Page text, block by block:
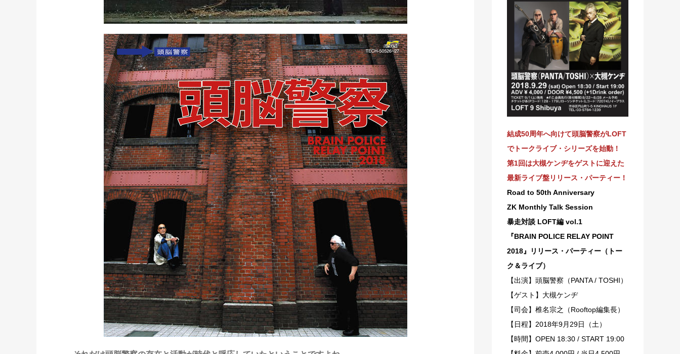
結成50周年へ向けて頭脳警察がLOFT
でトークライブ・シリーズを始動！
第1回は大槻ケンヂをゲストに迎えた
最新ライブ盤リリース・パーティー！
Road to 50th Anniversary
ZK Monthly Talk Session
暴走対談 LOFT編 vol.1
『BRAIN POLICE RELAY POINT
2018』リリース・パーティー（トー
ク＆ライブ）
【出演】頭脳警察（PANTA / TOSHI）
【ゲスト】大槻ケンヂ
【司会】椎名宗之（Rooftop編集長）
【日程】2018年9月29日（土）
【時間】OPEN 18:30 / START 19:00